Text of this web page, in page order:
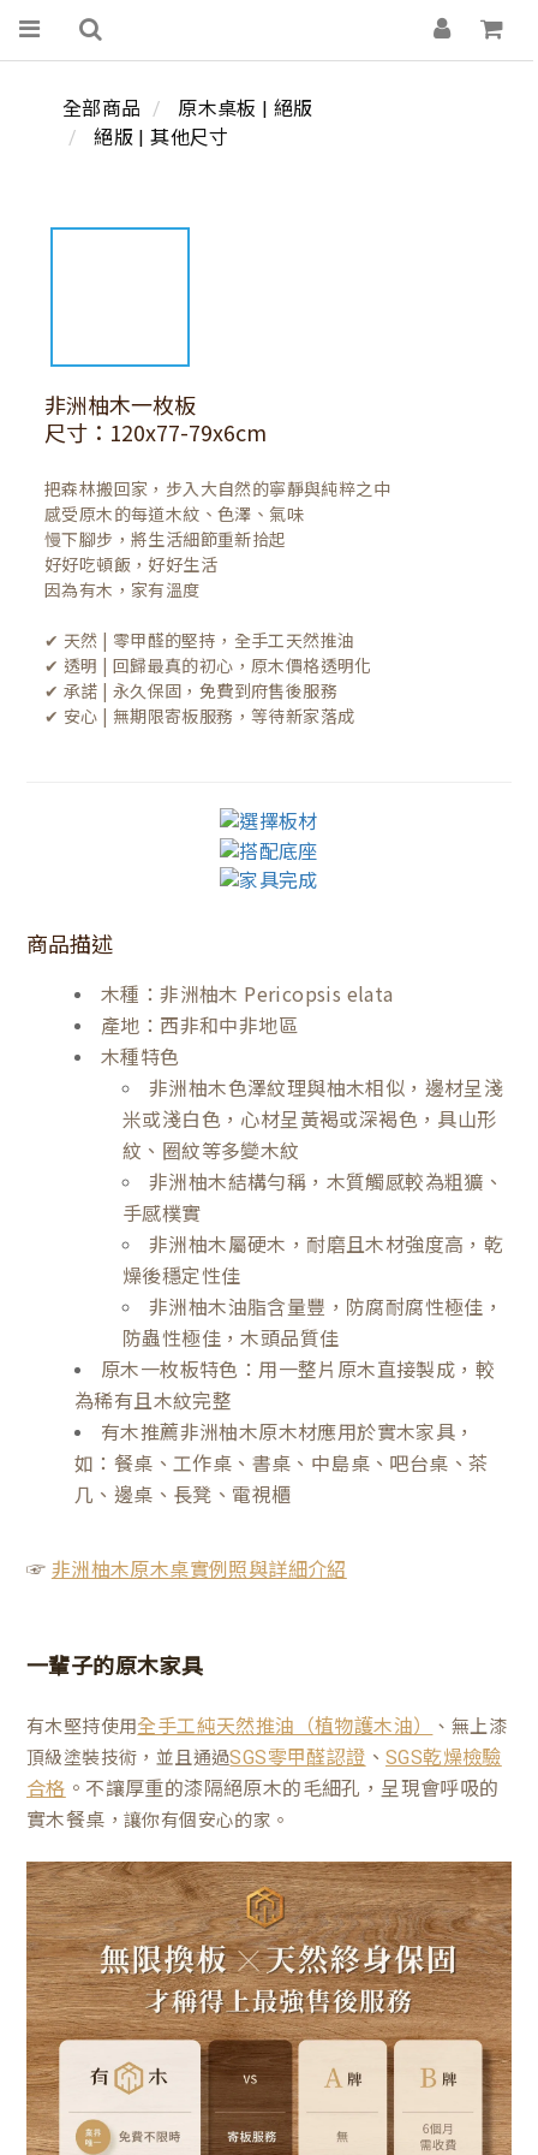
全部商品
原木桌板 | 絕版
絕版 | 其他尺寸
非洲柚木一枚板
尺寸：120x77-79x6cm
把森林搬回家，步入大自然的寧靜與純粹之中
感受原木的每道木紋、色澤、氣味
慢下腳步，將生活細節重新拾起
好好吃頓飯，好好生活
因為有木，家有溫度
✔ 天然 | 零甲醛的堅持，全手工天然推油
✔ 透明 | 回歸最真的初心，原木價格透明化
✔ 承諾 | 永久保固，免費到府售後服務
✔ 安心 | 無期限寄板服務，等待新家落成
商品描述
木種：非洲柚木 Pericopsis elata
產地：西非和中非地區
木種特色
非洲柚木色澤紋理與柚木相似，邊材呈淺
米或淺白色，心材呈黃褐或深褐色，具山形
紋、圈紋等多變木紋
非洲柚木結構勻稱，木質觸感較為粗獷、
手感樸實
非洲柚木屬硬木，耐磨且木材強度高，乾
燥後穩定性佳
非洲柚木油脂含量豐，防腐耐腐性極佳，
防蟲性極佳，木頭品質佳
原木一枚板特色：用一整片原木直接製成，較
為稀有且木紋完整
有木推薦非洲柚木原木材應用於實木家具，
如：餐桌、工作桌、書桌、中島桌、吧台桌、茶
几、邊桌、長凳、電視櫃
☞ 非洲柚木原木桌實例照與詳細介紹
一輩子的原木家具
有木堅持使用全手工純天然推油（植物護木油）
、無上漆
頂級塗裝技術，並且通過SGS零甲醛認證 、SGS乾燥檢驗
合格 。不讓厚重的漆隔絕原木的毛細孔，呈現會呼吸的
實木餐桌 ，讓你有個安心的家。